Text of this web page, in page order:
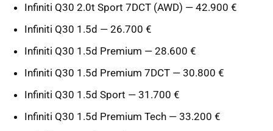
Infiniti Q30 2.0t Sport 7DCT (AWD) — 42.900 €
Infiniti Q30 1.5d — 26.700 €
Infiniti Q30 1.5d Premium — 28.600 €
Infiniti Q30 1.5d Premium 7DCT — 30.800 €
Infiniti Q30 1.5d Sport — 31.700 €
Infiniti Q30 1.5d Premium Tech — 33.200 €